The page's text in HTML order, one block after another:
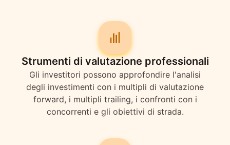
Strumenti di valutazione professionali
Gli investitori possono approfondire l'analisi
degli investimenti con i multipli di valutazione
forward, i multipli trailing, i confronti con i
concorrenti e gli obiettivi di strada.